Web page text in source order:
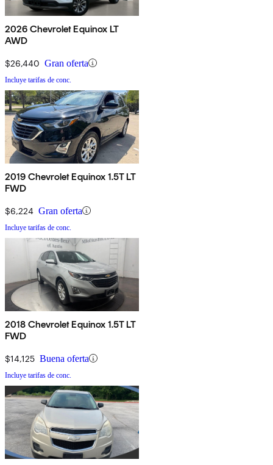
2026 Chevrolet Equinox LT
AWD
$26,440 Gran oferta
Incluye tarifas de conc.
2019 Chevrolet Equinox 1.5T LT
FWD
$6,224 Gran oferta
Incluye tarifas de conc.
2018 Chevrolet Equinox 1.5T LT
FWD
$14,125 Buena oferta
Incluye tarifas de conc.